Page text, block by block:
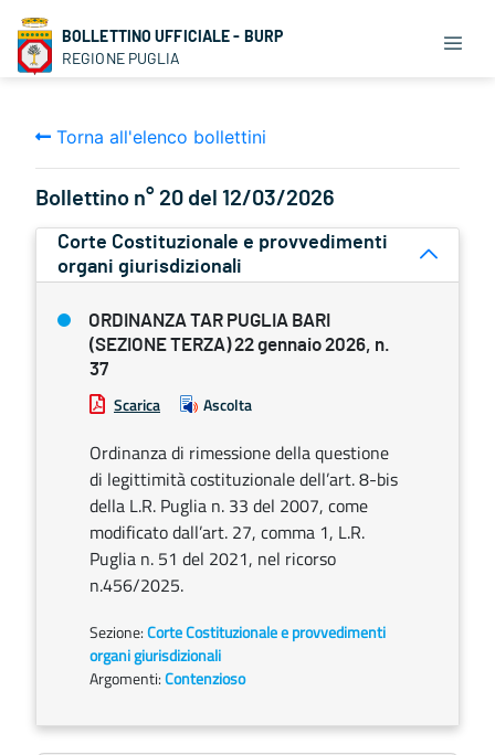
BOLLETTINO UFFICIALE - BURP
REGIONE PUGLIA
Torna all'elenco bollettini
Bollettino n° 20 del 12/03/2026
Corte Costituzionale e provvedimenti
organi giurisdizionali
ORDINANZA TAR PUGLIA BARI
(SEZIONE TERZA) 22 gennaio 2026, n.
37
Scarica Ascolta
Ordinanza di rimessione della questione
di legittimità costituzionale dell’art. 8-bis
della L.R. Puglia n. 33 del 2007, come
modificato dall’art. 27, comma 1, L.R.
Puglia n. 51 del 2021, nel ricorso
n.456/2025.
Sezione:Corte Costituzionale e provvedimenti
organi giurisdizionali
Argomenti:Contenzioso